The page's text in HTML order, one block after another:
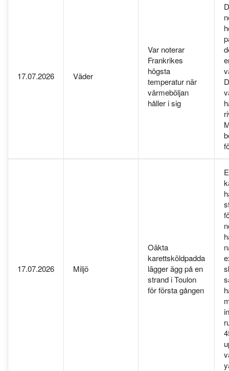
17.07.2026 Väder
Var noterar
Frankrikes
högsta
temperatur när
värmeböljan
håller i sig
17.07.2026 Miljö
Oäkta
karettsköldpadda
lägger ägg på en
strand i Toulon
för första gången